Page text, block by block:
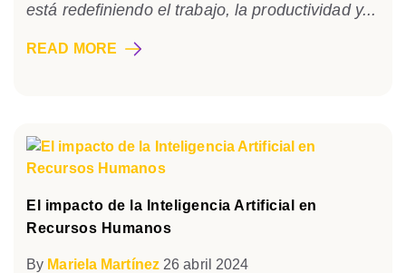
está redefiniendo el trabajo, la productividad y...
READ MORE
El impacto de la Inteligencia Artificial en
Recursos Humanos
By Mariela Martínez 26 abril 2024